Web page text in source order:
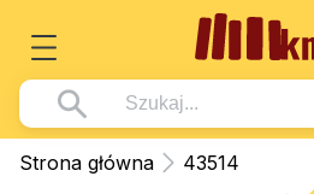
Książki
Strona główna
43514